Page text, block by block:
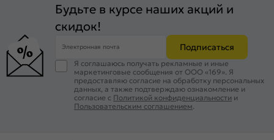
Будьте в курсе наших акций и
скидок!
Электронная почта Подписаться
Я соглашаюсь получать рекламные и иные
маркетинговые сообщения от ООО «169». Я
предоставляю согласие на обработку персональных
данных, а также подтверждаю ознакомление и
согласие с Политикой конфиденциальности и
Пользовательским соглашением